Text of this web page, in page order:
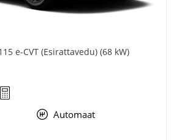
e-CVT (Esirattavedu) (68 kW)
Automaat